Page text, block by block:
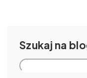
Szukaj